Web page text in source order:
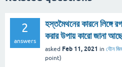
2
answers
হস্তমৈথনের কারনে লিঙ্গে
করার উপায় কারো জানা
asked Feb 11, 2021 in যৌন
point)